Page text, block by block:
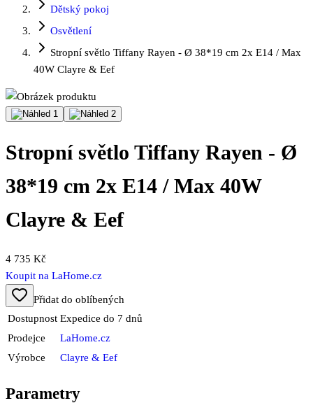
Dětský pokoj
Osvětlení
Stropní světlo Tiffany Rayen - Ø 38*19 cm 2x E14 / Max
40W Clayre & Eef
Stropní světlo Tiffany Rayen - Ø
38*19 cm 2x E14 / Max 40W
Clayre & Eef
4 735 Kč
Koupit na LaHome.cz
Přidat do oblíbených
Dostupnost Expedice do 7 dnů
Prodejce
LaHome.cz
Výrobce
Clayre & Eef
Parametry